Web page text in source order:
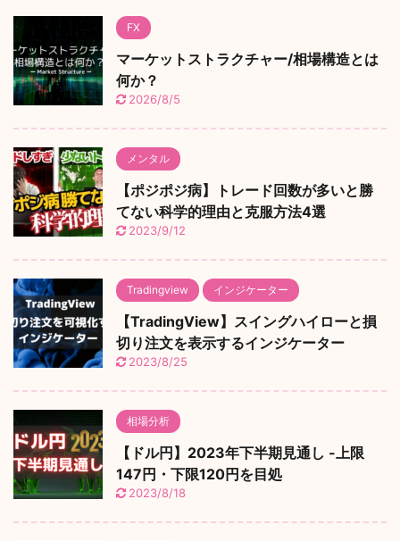
FX
マーケットストラクチャー/相場構造とは
何か？
2026/8/5
メンタル
【ポジポジ病】トレード回数が多いと勝
てない科学的理由と克服方法4選
2023/9/12
Tradingview インジケーター
【TradingView】スイングハイローと損
切り注文を表示するインジケーター
2023/8/25
相場分析
【ドル円】2023年下半期見通し -上限
147円・下限120円を目処
2023/8/18